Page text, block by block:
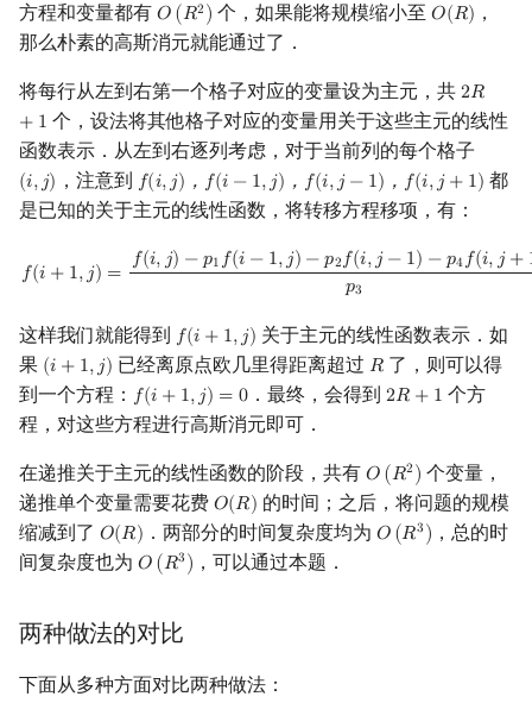
方程和变量都有 𝑂(𝑅2)
O( R2) 个，如果能将规模缩小至𝑂(𝑅)
O(R)
，
那么朴素的高斯消元就能通过了．
将每行从左到右第一个格子对应的变量设为主元，共 2𝑅
+ 1
2R+
个，设法将其他格子对应的变量用关于这些主元的线性
函数表示．从左到右逐列考虑，对于当前列的每个格子
(𝑖,𝑗)
(i,j) ，注意到 𝑓(𝑖,𝑗) ， 𝑓(𝑖 − 1,𝑗) ， 𝑓(𝑖,𝑗 − 1) ， 𝑓(𝑖,𝑗 + 1)
f(i,j)， f( i−1, )，f(i,j −1 )，f(i j+1)
都
是已知的关于主元的线性函数，将转移方程移项，有：
𝑓(𝑖 + 1,𝑗) = 𝑓(𝑖,𝑗) −𝑝1𝑓(𝑖 − 1,𝑗) −𝑝2𝑓(𝑖,𝑗 − 1) −𝑝4𝑓(𝑖,𝑗 +
𝑝3
i+ =f(i, j)− p1 f(i−1,j )−p2f(i, j−1)−p4f(i, j+1)− 1p 3
这样我们就能得到 𝑓(𝑖 + 1,𝑗)
f(i+ 1,j )
关于主元的线性函数表示．如
果 (𝑖 + 1,𝑗)
(i+1, ) 已经离原点欧几里得距离超过 𝑅
R 了，则可以得
到一个方程： 𝑓(𝑖 + 1,𝑗) = 0
f(i+ 1,j )=0 ．最终，会得到 2𝑅 + 1
2R+1
个方
程，对这些方程进行高斯消元即可．
在递推关于主元的线性函数的阶段，共有 𝑂(𝑅2)
O( R2)
个变量，
递推单个变量需要花费 𝑂(𝑅)
O(R)
的时间；之后，将问题的规模
缩减到了 𝑂(𝑅)
O(R) ．两部分的时间复杂度均为 𝑂(𝑅3)
O( R3)
，总的时
间复杂度也为 𝑂(𝑅3)
O( R3) ，可以通过本题．
两种做法的对比
下面从多种方面对比两种做法：